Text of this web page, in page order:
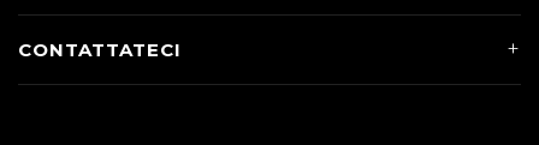
CONTATTATECI